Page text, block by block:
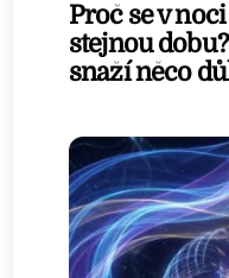
Proč se v
stejnou
snaží něco